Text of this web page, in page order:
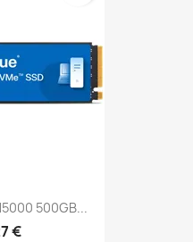
500GB...
€